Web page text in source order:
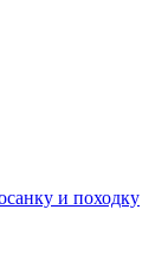
и походку